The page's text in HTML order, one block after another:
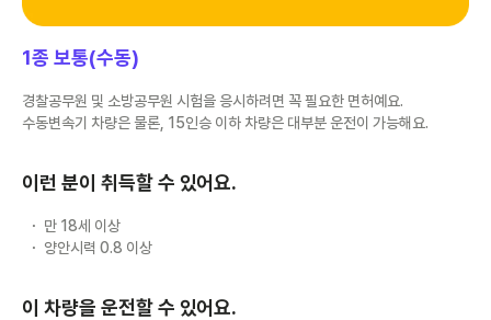
1종 보통(수동)
경찰공무원 및 소방공무원 시험을 응시하려면 꼭 필요한 면허예요.
수동변속기 차량은 물론, 15인승 이하 차량은 대부분 운전이 가능해요.
이런 분이 취득할 수 있어요.
만 18세 이상
양안시력 0.8 이상
이 차량을 운전할 수 있어요.